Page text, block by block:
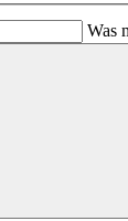
Was